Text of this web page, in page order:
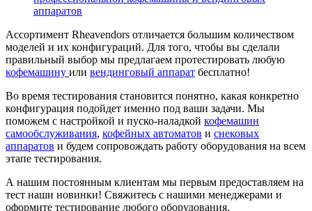
Ассортимент Rheavendors отличается большим количеством
моделей и их конфигураций. Для того, чтобы вы сделали
правильный выбор мы предлагаем протестировать любую
кофемашину или вендинговый аппарат бесплатно!
Во время тестирования становится понятно, какая конкретно
конфигурация подойдет именно под ваши задачи. Мы
поможем с настройкой и пуско-наладкой кофемашин
самообслуживания, кофейных автоматов и снековых
аппаратов и будем сопровождать работу оборудования на всем
этапе тестирования.
А нашим постоянным клиентам мы первым предоставляем на
тест наши новинки! Свяжитесь с нашими менеджерами и
оформите тестирование любого оборудования.